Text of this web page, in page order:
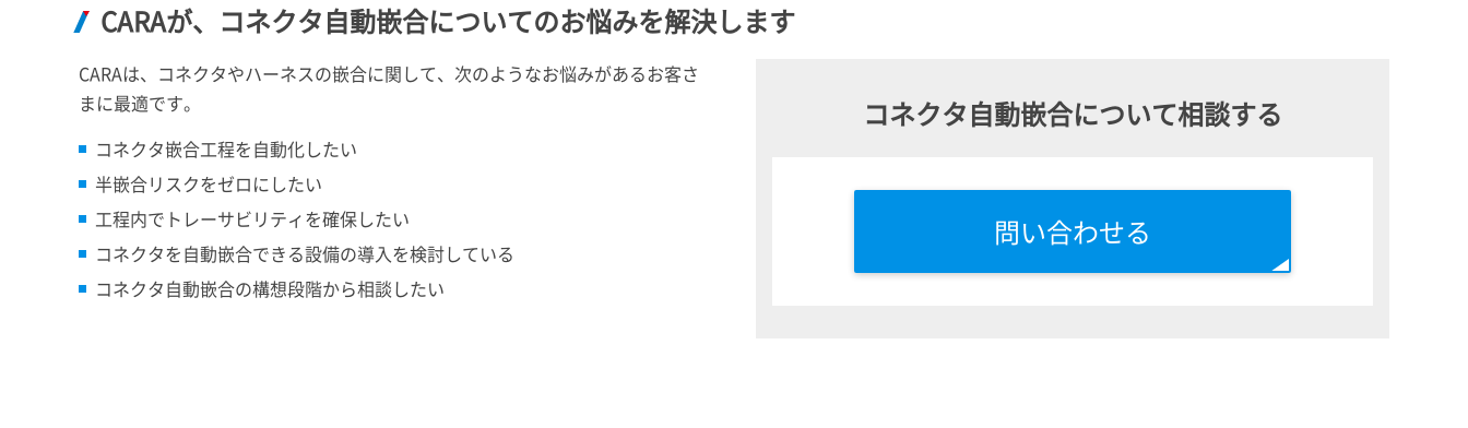
CARAが、コネクタ自動嵌合についてのお悩みを解決します
CARAは、コネクタやハーネスの嵌合に関して、次のようなお悩みがあるお客さ
まに最適です。
コネクタ嵌合工程を自動化したい
半嵌合リスクをゼロにしたい
工程内でトレーサビリティを確保したい
コネクタを自動嵌合できる設備の導入を検討している
コネクタ自動嵌合の構想段階から相談したい
コネクタ自動嵌合について相談する
問い合わせる